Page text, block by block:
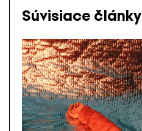
Súvisiace články